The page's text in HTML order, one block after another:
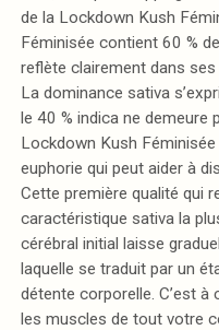
de la Lockdown Kush
Féminisée contient 60 %
reflète clairement dans
La dominance sativa
le 40 % indica ne demeure
Lockdown Kush
euphorie qui peut aider à
Cette première qualité qui
caractéristique sativa la
cérébral initial laisse
laquelle se traduit par un
détente corporelle. C’est
les muscles de tout votre